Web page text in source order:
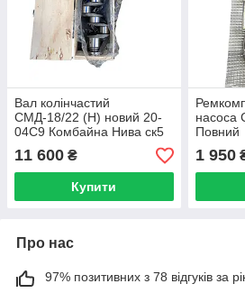
Вал колінчастий
СМД-18/22 (Н) новий 20-
04С9 Комбайна Нива ск5
11 600 ₴
Купити
Повний
1 950
Про нас
97% позитивних з 78 відгуків за